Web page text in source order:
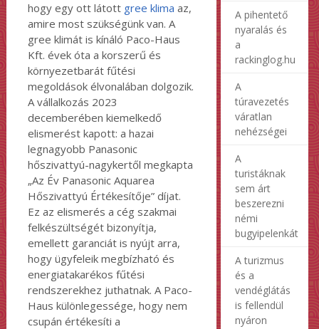
hogy egy ott látott gree klima az,
amire most szükségünk van. A
gree klimát is kínáló Paco-Haus
Kft. évek óta a korszerű és
környezetbarát fűtési
megoldások élvonalában dolgozik.
A vállalkozás 2023
decemberében kiemelkedő
elismerést kapott: a hazai
legnagyobb Panasonic
hőszivattyú-nagykertől megkapta
„Az Év Panasonic Aquarea
Hőszivattyú Értékesítője” díjat.
Ez az elismerés a cég szakmai
felkészültségét bizonyítja,
emellett garanciát is nyújt arra,
hogy ügyfeleik megbízható és
energiatakarékos fűtési
rendszerekhez juthatnak. A Paco-
Haus különlegessége, hogy nem
csupán értékesíti a
A pihentető
nyaralás és
a
rackinglog.hu
A
túravezetés
váratlan
nehézségei
A
turistáknak
sem árt
beszerezni
némi
bugyipelenkát
A turizmus
és a
vendéglátás
is fellendül
nyáron